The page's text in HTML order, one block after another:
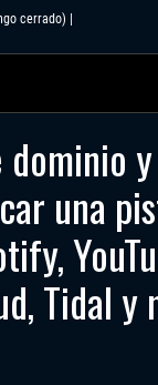
cerrado) |
dominio
una
Tidal y